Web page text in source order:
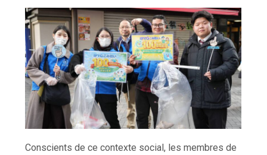
Conscients de ce contexte social, les membres de